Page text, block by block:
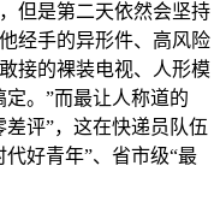
但是第二天依然会坚持
经手的异形件、高风险
接的裸装电视、人形模
。”而最让人称道的
评”，这在快递员队伍
好青年”、省市级“最